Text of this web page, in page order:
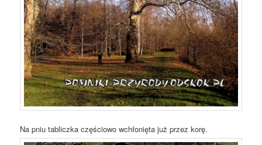
Na pniu tabliczka częściowo wchłonięta już przez korę.